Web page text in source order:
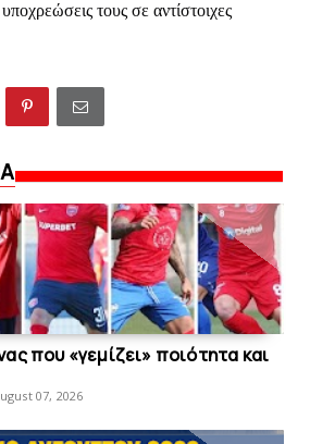
τους σε αντίστοιχες
που «γεμίζει» ποιότητα και
07, 2026